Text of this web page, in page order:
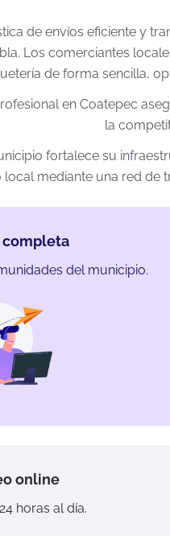
de envíos eficiente y
Los comerciantes
de forma sencilla,
en Coatepec
la
fortalece su
mediante una red de
completa
del municipio.
online
horas al día.